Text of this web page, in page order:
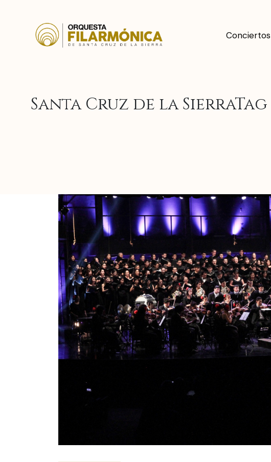
Conciertos
Santa Cruz de la SierraTag